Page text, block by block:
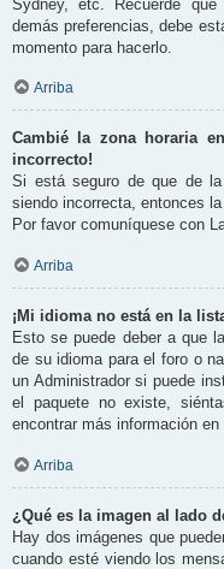
Sydney, etc. Recuerde
demás preferencias, debe
momento para hacerlo.
Arriba
Cambié la zona horaria
incorrecto!
Si está seguro de que de
siendo incorrecta, entonces
Por favor comuníquese con
Arriba
¡Mi idioma no está en la
Esto se puede deber a que
de su idioma para el foro o
un Administrador si puede
el paquete no existe,
encontrar más información
Arriba
¿Qué es la imagen al lado
Hay dos imágenes que
cuando esté viendo los